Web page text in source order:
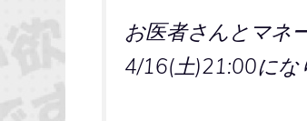
お医者さんとマネ
4/16(土)21:00にな